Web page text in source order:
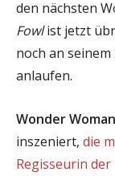
den nächsten
Fowlist jetzt
noch an
anlaufen.
Wonder
inszeniert, die
Regisseurin